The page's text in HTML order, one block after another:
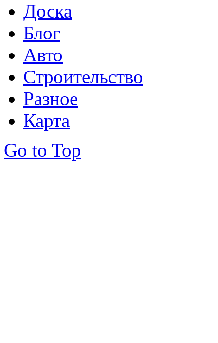
Доска
Блог
Авто
Строительство
Разное
Карта
Go to Top